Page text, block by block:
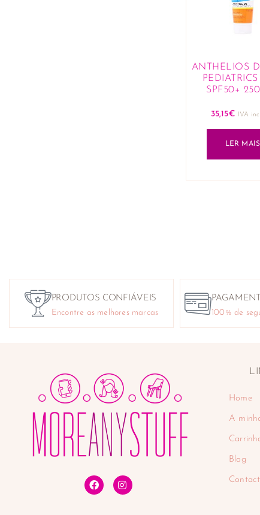
ANTHELIOS
PEDIATRICS
SPF50+
35,15€ IVA
LER MAIS
PRODUTOS CONFIÁVEIS
Encontre as melhores marcas
100% de
Home
A
Blog